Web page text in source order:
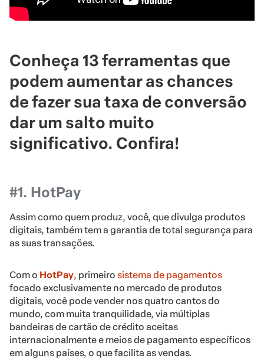
Conheça 13 ferramentas que
podem aumentar as chances
de fazer sua taxa de conversão
dar um salto muito
significativo. Confira!
#1. HotPay
Assim como quem produz, você, que divulga produtos
digitais, também tem a garantia de total segurança para
as suas transações.
Com o HotPay, primeiro sistema de pagamentos
focado exclusivamente no mercado de produtos
digitais, você pode vender nos quatro cantos do
mundo, com muita tranquilidade, via múltiplas
bandeiras de cartão de crédito aceitas
internacionalmente e meios de pagamento específicos
em alguns países, o que facilita as vendas.